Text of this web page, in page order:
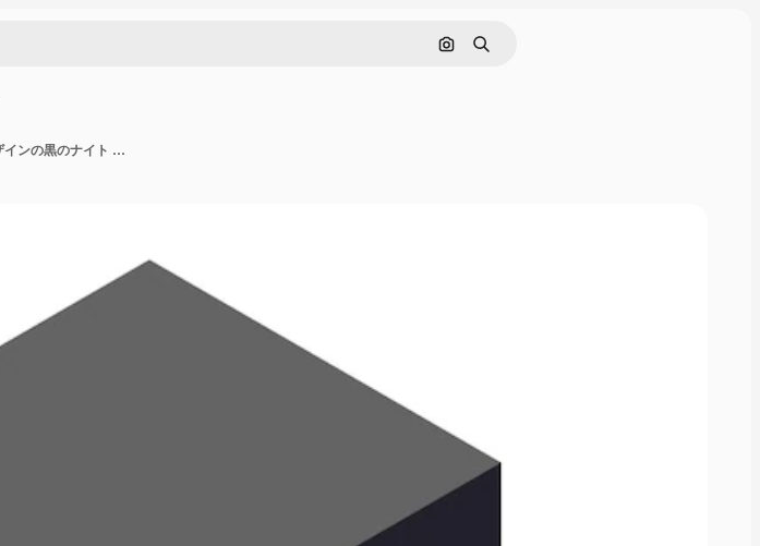
画像で検索
検索
黒のナイト スタンド アイコン白い背景に分離された web デザインの黒のナイト スタンド ベクトル アイコンの等尺性